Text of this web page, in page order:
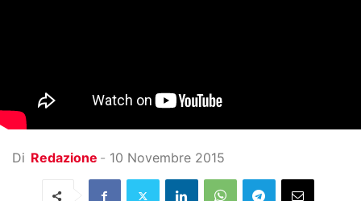
Di Redazione - 10 Novembre 2015